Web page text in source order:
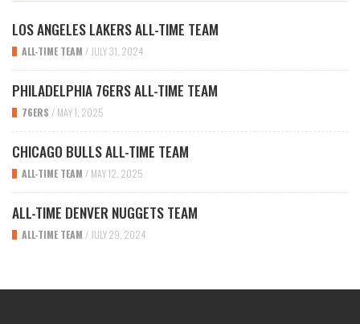
LOS ANGELES LAKERS ALL-TIME TEAM
ALL-TIME TEAM / JULY 31, 2024
PHILADELPHIA 76ERS ALL-TIME TEAM
76ERS / MAY 1, 2025
CHICAGO BULLS ALL-TIME TEAM
ALL-TIME TEAM / MAY 12, 2025
ALL-TIME DENVER NUGGETS TEAM
ALL-TIME TEAM / JULY 29, 2024